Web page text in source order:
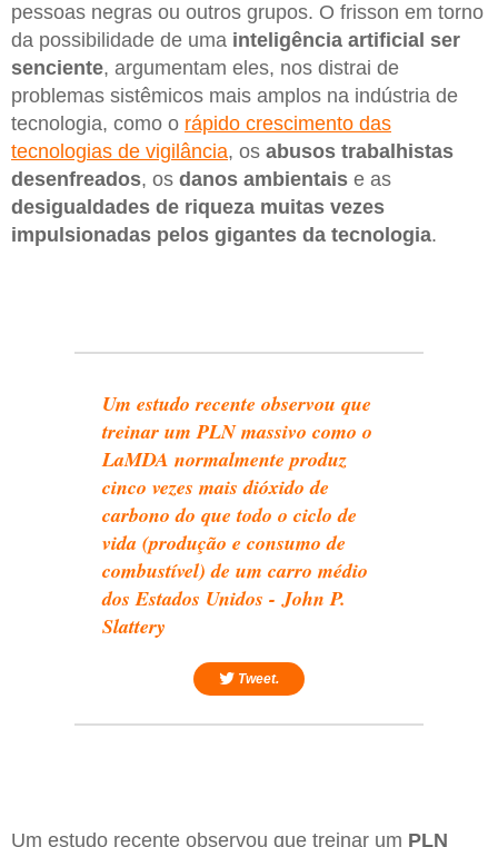
pessoas negras ou outros grupos. O frisson em torno
da possibilidade de uma inteligência artificial ser
senciente, argumentam eles, nos distrai de
problemas sistêmicos mais amplos na indústria de
tecnologia, como o rápido crescimento das
tecnologias de vigilância, os abusos trabalhistas
desenfreados, os danos ambientais e as
desigualdades de riqueza muitas vezes
impulsionadas pelos gigantes da tecnologia.
Um estudo recente observou que
treinar um PLN massivo como o
LaMDA normalmente produz
cinco vezes mais dióxido de
carbono do que todo o ciclo de
vida (produção e consumo de
combustível) de um carro médio
dos Estados Unidos - John P.
Slattery
Tweet.
Um estudo recente observou que treinar um PLN